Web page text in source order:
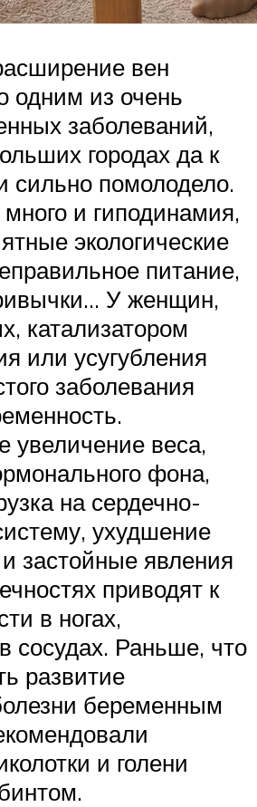
вен
одним из очень
заболеваний,
городах да к
сильно помолодело.
и гиподинамия,
экологические
питание,
У женщин,
катализатором
или усугубления
заболевания
увеличение веса,
фона,
на сердечно-
ухудшение
и застойные явления
приводят к
в ногах,
сосудах. Раньше, что
развитие
беременным
и голени